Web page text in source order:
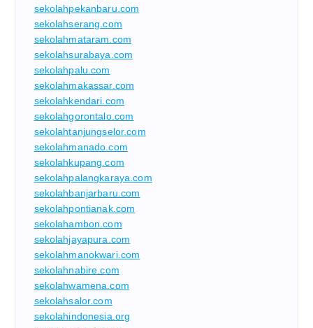
sekolahpekanbaru.com
sekolahserang.com
sekolahmataram.com
sekolahsurabaya.com
sekolahpalu.com
sekolahmakassar.com
sekolahkendari.com
sekolahgorontalo.com
sekolahtanjungselor.com
sekolahmanado.com
sekolahkupang.com
sekolahpalangkaraya.com
sekolahbanjarbaru.com
sekolahpontianak.com
sekolahambon.com
sekolahjayapura.com
sekolahmanokwari.com
sekolahnabire.com
sekolahwamena.com
sekolahsalor.com
sekolahindonesia.org